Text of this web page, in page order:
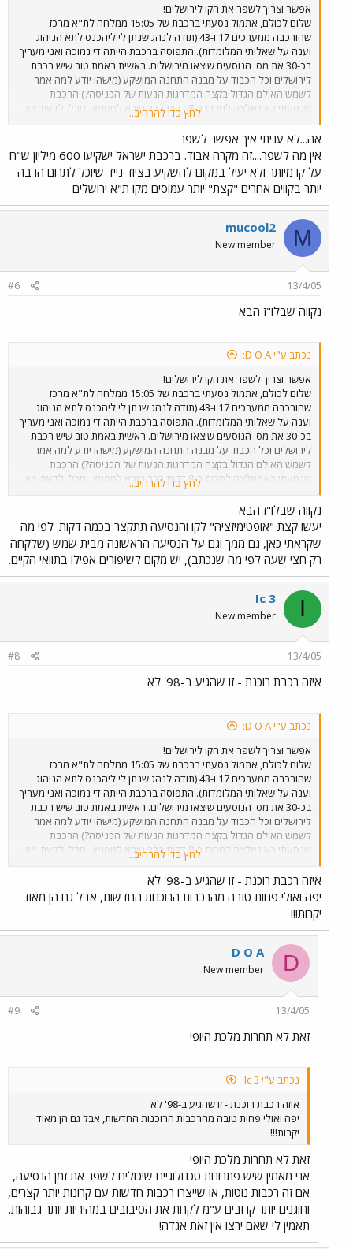
אפשר וצריך לשפר את הקו לירושלים!
שלום לכולם, אתמול נסעתי ברכבת של 15:05 ממלחה לת"א מרכז
שהורכבה ממערכים 17 ו-43 (תודה לנהג שנתן לי ליהכנס לתא הניהוג
וענה על שאלותי המלומדות). התפוסה ברכבת הייתה די נמוכה ואני מעריך
בכ-30 את מס' הנוסעים שיצאו מירושלים. ראשית באמת טוב שיש רכבת
לירושלים וכל הכבוד על מבנה התחנה המושקע (מישהו יודע למה אמר
לשמש האולם הגדול בקצה המדרגות הנעות של הכניסה?) הרכבת
שנסעתי בא נאלצה לחכות כ-8 דקות בבר גיורא למפגש, וחבל, לדעתי יש
עוד מספר קטעים שבהן ניתן לבצע הכפלות של הקו שיחסכו את ההמתנה
המיותרת ויאשפרו להגביר את התדירות. כמו כן אני חושב שיש מס' פיתולים
בקו שניתן ליישר מבלי לחצוב מנהרות (ואני לא מדבר רק איזור שמורת
הטבע) אלא לדוגמא הפיתול בכניסה למחצבה בבית שמש (ניתן גם לבצע
הכפלה בקטע הזה), וכמו כן פיתולים באיזור המפגש עם כביש 3. אני רוצה
להזכיר לכם, שאחת הסיבות שחלופה S נבחרה בשלב הרשאון כי דיברו על
כך שיסעו בה רכבות נוטות, שיאפשרו זמן נסיעה של כ-60 דקות (בהחלט
הבדל משמעותי). לדעתי על רכבת ישראל להביא בשנית מערך נוטה
לבחינה בקו החדש, יש לזכור שזה לא צריך להיות קו משני גם לאחר הקמת
קו A1, זה צריך להיות קו שישרת את דרום ירושלים. ולכן צריך לנסות לעשות
את כל מה שניתן ע"מ להפוך אותי לאלטרנטיבה שפוייה לרכב פרטי /
לשפר אותו לדעתו (כמובן חוץ מלהוריד את הפרסומות מהמערכים...)
לחץ כדי להרחיב...
אה...לא עניתי איך אפשר לשפר
אין מה לשפר....זה מקרה אבוד. ברכבת ישראל ישקיעו 600 מיליון ש"ח
על קו מיותר ולא יעיל במקום להשקיע בציוד נייד שיוכל לתרום הרבה
יותר בקווים אחרים "קצת" יותר עמוסים מקו ת"א ירושלים
M
mucool2
New member
13/4/05
#6
נקווה שבלו"ז הבא
נכתב ע"י D O A:
אפשר וצריך לשפר את הקו לירושלים!
שלום לכולם, אתמול נסעתי ברכבת של 15:05 ממלחה לת"א מרכז
שהורכבה ממערכים 17 ו-43 (תודה לנהג שנתן לי ליהכנס לתא הניהוג
וענה על שאלותי המלומדות). התפוסה ברכבת הייתה די נמוכה ואני מעריך
בכ-30 את מס' הנוסעים שיצאו מירושלים. ראשית באמת טוב שיש רכבת
לירושלים וכל הכבוד על מבנה התחנה המושקע (מישהו יודע למה אמר
לשמש האולם הגדול בקצה המדרגות הנעות של הכניסה?) הרכבת
שנסעתי בא נאלצה לחכות כ-8 דקות בבר גיורא למפגש, וחבל, לדעתי יש
עוד מספר קטעים שבהן ניתן לבצע הכפלות של הקו שיחסכו את ההמתנה
המיותרת ויאשפרו להגביר את התדירות. כמו כן אני חושב שיש מס' פיתולים
בקו שניתן ליישר מבלי לחצוב מנהרות (ואני לא מדבר רק איזור שמורת
הטבע) אלא לדוגמא הפיתול בכניסה למחצבה בבית שמש (ניתן גם לבצע
הכפלה בקטע הזה), וכמו כן פיתולים באיזור המפגש עם כביש 3. אני רוצה
להזכיר לכם, שאחת הסיבות שחלופה S נבחרה בשלב הרשאון כי דיברו על
כך שיסעו בה רכבות נוטות, שיאפשרו זמן נסיעה של כ-60 דקות (בהחלט
הבדל משמעותי). לדעתי על רכבת ישראל להביא בשנית מערך נוטה
לבחינה בקו החדש, יש לזכור שזה לא צריך להיות קו משני גם לאחר הקמת
קו A1, זה צריך להיות קו שישרת את דרום ירושלים. ולכן צריך לנסות לעשות
את כל מה שניתן ע"מ להפוך אותי לאלטרנטיבה שפוייה לרכב פרטי /
אוטובוסים. חבל שאף אחד מהאנשים שכבר מסעו בקו לא כתב במה ניתן
לשפר אותו לדעתו (כמובן חוץ מלהוריד את הפרסומות מהמערכים...)
לחץ כדי להרחיב...
נקווה שבלו"ז הבא
יעשו קצת "אופטימיזציה" לקו והנסיעה תתקצר בכמה דקות. לפי מה
שקראתי כאן, גם ממך וגם על הנסיעה הראשונה מבית שמש (שלקחה
רק חצי שעה לפי מה שנכתב), יש מקום לשיפורים אפילו בתוואי הקיים.
I
Ic 3
New member
13/4/05
#8
איזה רכבת רוכנת - זו שהגיע ב-98' לא
נכתב ע"י D O A:
אפשר וצריך לשפר את הקו לירושלים!
שלום לכולם, אתמול נסעתי ברכבת של 15:05 ממלחה לת"א מרכז
שהורכבה ממערכים 17 ו-43 (תודה לנהג שנתן לי ליהכנס לתא הניהוג
וענה על שאלותי המלומדות). התפוסה ברכבת הייתה די נמוכה ואני מעריך
בכ-30 את מס' הנוסעים שיצאו מירושלים. ראשית באמת טוב שיש רכבת
לירושלים וכל הכבוד על מבנה התחנה המושקע (מישהו יודע למה אמר
לשמש האולם הגדול בקצה המדרגות הנעות של הכניסה?) הרכבת
שנסעתי בא נאלצה לחכות כ-8 דקות בבר גיורא למפגש, וחבל, לדעתי יש
עוד מספר קטעים שבהן ניתן לבצע הכפלות של הקו שיחסכו את ההמתנה
המיותרת ויאשפרו להגביר את התדירות. כמו כן אני חושב שיש מס' פיתולים
בקו שניתן ליישר מבלי לחצוב מנהרות (ואני לא מדבר רק איזור שמורת
הטבע) אלא לדוגמא הפיתול בכניסה למחצבה בבית שמש (ניתן גם לבצע
להזכיר לכם, שאחת הסיבות שחלופה S נבחרה בשלב הרשאון כי דיברו על
הבדל משמעותי). לדעתי על רכבת ישראל להביא בשנית מערך נוטה
לבחינה בקו החדש, יש לזכור שזה לא צריך להיות קו משני גם לאחר הקמת
את כל מה שניתן ע"מ להפוך אותי לאלטרנטיבה שפוייה לרכב פרטי /
אוטובוסים. חבל שאף אחד מהאנשים שכבר מסעו בקו לא כתב במה ניתן
לשפר אותו לדעתו (כמובן חוץ מלהוריד את הפרסומות מהמערכים...)
לחץ כדי להרחיב...
איזה רכבת רוכנת - זו שהגיע ב-98' לא
יפה ואולי פחות טובה מהרכבות הרוכנות החדשות, אבל גם הן מאוד
יקרות!!!
D
D O A
New member
13/4/05
#9
זאת לא תחרות מלכת היופי
נכתב ע"י Ic 3:
איזה רכבת רוכנת - זו שהגיע ב-98' לא
יפה ואולי פחות טובה מהרכבות הרוכנות החדשות, אבל גם הן מאוד
יקרות!!!
זאת לא תחרות מלכת היופי
אני מאמין שיש פתרונות טכנולוגיים שיכולים לשפר את זמן הנסיעה,
אם זה רכבות נוטות, או שייצרו רכבות חדשות עם קרונות יותר קצרים,
וחוגנים יותר קרובים ע"מ לקחת את הסיבובים במהיריות יותר גבוהות.
תאמין לי שאם ירצו אין זאת אגדה!